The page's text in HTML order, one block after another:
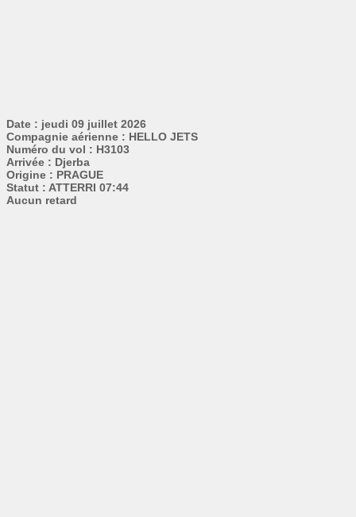
Date : jeudi 09 juillet 2026
Compagnie aérienne : HELLO JETS
Numéro du vol : H3103
Arrivée : Djerba
Origine : PRAGUE
Statut : ATTERRI 07:44
Aucun retard